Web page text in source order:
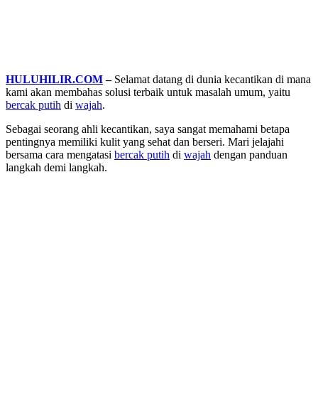
HULUHILIR.COM– Selamat datang di dunia kecantikan di mana
kami akan membahas solusi terbaik untuk masalah umum, yaitu
bercak putih di wajah.
Sebagai seorang ahli kecantikan, saya sangat memahami betapa
pentingnya memiliki kulit yang sehat dan berseri. Mari jelajahi
bersama cara mengatasi bercak putih di wajah dengan panduan
langkah demi langkah.